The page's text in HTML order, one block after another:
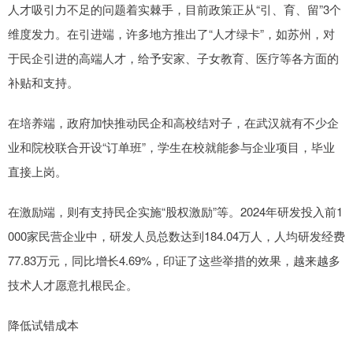
人才吸引力不足的问题着实棘手，目前政策正从“引、育、留”3个
维度发力。在引进端，许多地方推出了“人才绿卡”，如苏州，对
于民企引进的高端人才，给予安家、子女教育、医疗等各方面的
补贴和支持。
在培养端，政府加快推动民企和高校结对子，在武汉就有不少企
业和院校联合开设“订单班”，学生在校就能参与企业项目，毕业
直接上岗。
在激励端，则有支持民企实施“股权激励”等。2024年研发投入前1
000家民营企业中，研发人员总数达到184.04万人，人均研发经费
77.83万元，同比增长4.69%，印证了这些举措的效果，越来越多
技术人才愿意扎根民企。
降低试错成本